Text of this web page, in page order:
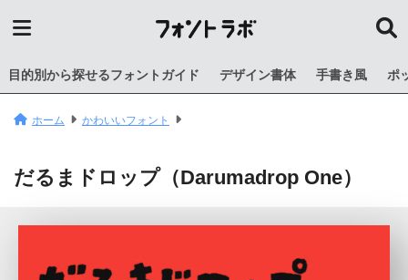
目的別から探せるフォントガイド デザイン書体 手書き風 ポ
ホーム かわいいフォント
だるまドロップ（Darumadrop One）